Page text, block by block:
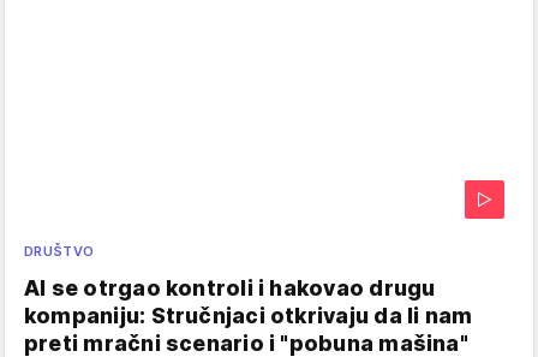
DRUŠTVO
AI se otrgao kontroli i hakovao drugu
kompaniju: Stručnjaci otkrivaju da li nam
preti mračni scenario i "pobuna mašina"